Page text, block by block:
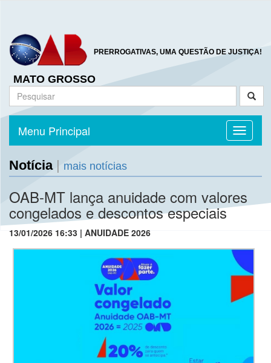
PRERROGATIVAS, UMA QUESTÃO DE JUSTIÇA!
MATO GROSSO
Toggle
Menu Principal
Notícia| mais notícias
OAB-MT lança anuidade com valores
congelados e descontos especiais
13/01/2026 16:33 | ANUIDADE 2026